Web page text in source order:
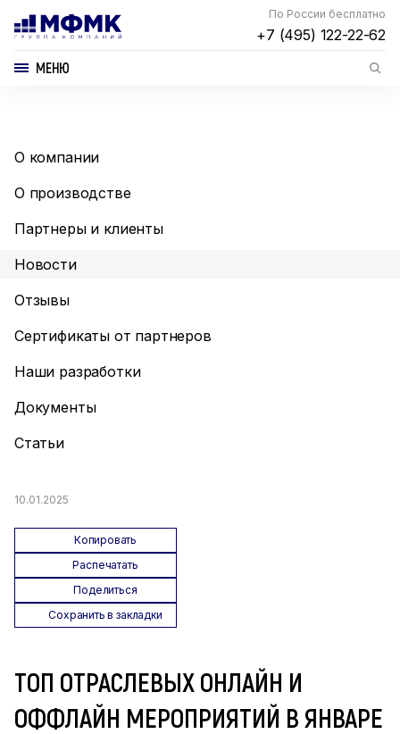
По России бесплатно
+7 (495) 122-22-62
МЕНЮ
О компании
О производстве
Партнеры и клиенты
Новости
Отзывы
Сертификаты от партнеров
Наши разработки
Документы
Статьи
10.01.2025
Копировать
Распечатать
Поделиться
Сохранить в закладки
ТОП ОТРАСЛЕВЫХ ОНЛАЙН И
ОФФЛАЙН МЕРОПРИЯТИЙ В ЯНВАРЕ